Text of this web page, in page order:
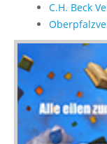
C.H. Beck